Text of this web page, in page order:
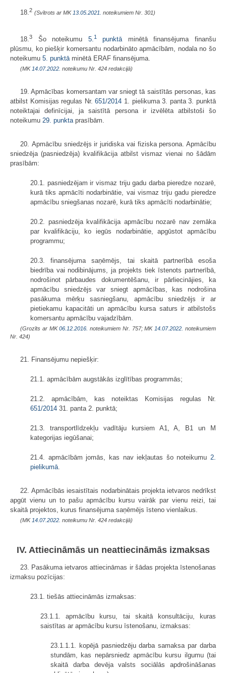
18.2 (Svītrots ar MK13.05.2021. noteikumiem Nr. 301)
18. 3 Šo noteikumu 5. 1punktā minētā finansējuma finanšu
plūsmu, ko piešķir komersantu nodarbināto apmācībām, nodala no šo
noteikumu 5. punktā minētā ERAF finansējuma.
(MK 14.07.2022. noteikumu Nr. 424 redakcijā)
19. Apmācības komersantam var sniegt tā saistītās personas, kas
atbilst Komisijas regulas Nr.651/2014 1. pielikuma 3. panta 3. punktā
noteiktajai definīcijai, ja saistītā persona ir izvēlēta atbilstoši šo
noteikumu 29. punkta prasībām.
20. Apmācību sniedzējs ir juridiska vai fiziska persona. Apmācību
sniedzēja (pasniedzēja) kvalifikācija atbilst vismaz vienai no šādām
prasībām:
20.1. pasniedzējam ir vismaz triju gadu darba pieredze nozarē,
kurā tiks apmācīti nodarbinātie, vai vismaz triju gadu pieredze
apmācību sniegšanas nozarē, kurā tiks apmācīti nodarbinātie;
20.2. pasniedzēja kvalifikācija apmācību nozarē nav zemāka
par kvalifikāciju, ko iegūs nodarbinātie, apgūstot apmācību
programmu;
20.3. finansējuma saņēmējs, tai skaitā partnerībā esoša
biedrība vai nodibinājums, ja projekts tiek īstenots partnerībā,
nodrošinot pārbaudes dokumentēšanu, ir pārliecinājies, ka
apmācību sniedzējs var sniegt apmācības, kas nodrošina
pasākuma mērķu sasniegšanu, apmācību sniedzējs ir ar
pietiekamu kapacitāti un apmācību kursa saturs ir atbilstošs
komersantu apmācību vajadzībām.
(Grozīts ar MK06.12.2016. noteikumiem Nr. 757; MK 14.07.2022. noteikumiem
Nr. 424)
21. Finansējumu nepiešķir:
21.1. apmācībām augstākās izglītības programmās;
21.2. apmācībām, kas noteiktas Komisijas regulas Nr.
651/2014 31. panta 2. punktā;
21.3. transportlīdzekļu vadītāju kursiem A1, A, B1 un M
kategorijas iegūšanai;
21.4. apmācībām jomās, kas nav iekļautas šo noteikumu 2.
pielikumā
22. Apmācībās iesaistītais nodarbinātais projekta ietvaros nedrīkst
apgūt vienu un to pašu apmācību kursu vairāk par vienu reizi, tai
skaitā projektos, kurus finansējuma saņēmējs īsteno vienlaikus.
(MK 14.07.2022. noteikumu Nr. 424 redakcijā)
IV. Attiecināmās un neattiecināmās izmaksas
23. Pasākuma ietvaros attiecināmas ir šādas projekta īstenošanas
izmaksu pozīcijas:
23.1. tiešās attiecināmās izmaksas:
23.1.1. apmācību kursu, tai skaitā konsultāciju, kuras
saistītas ar apmācību kursu īstenošanu, izmaksas:
23.1.1.1. kopējā pasniedzēju darba samaksa par darba
stundām, kas nepārsniedz apmācību kursu ilgumu (tai
skaitā darba devēja valsts sociālās apdrošināšanas